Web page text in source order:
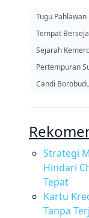
Tugu Pahlawan
Tempat
Sejarah
Pertempuran
Candi
Strategi
Hindari
Tepat
Kartu
Tanpa